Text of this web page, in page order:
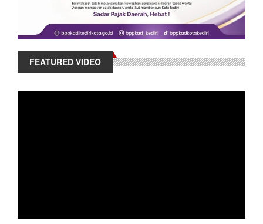
FEATURED VIDEO